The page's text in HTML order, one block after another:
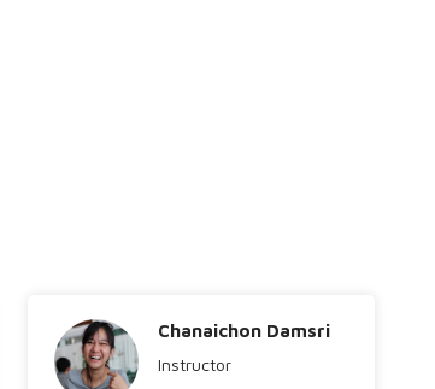
Chanaichon Damsri
Instructor